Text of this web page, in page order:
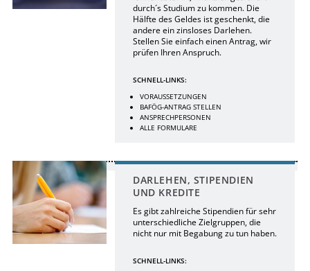
durch´s Studium zu kommen. Die
Hälfte des Geldes ist geschenkt, die
andere ein zinsloses Darlehen.
Stellen Sie einfach einen Antrag, wir
prüfen Ihren Anspruch.
SCHNELL-LINKS:
VORAUSSETZUNGEN
BAFÖG-ANTRAG STELLEN
ANSPRECHPERSONEN
ALLE FORMULARE
DARLEHEN, STIPENDIEN
UND KREDITE
Es gibt zahlreiche Stipendien für sehr
unterschiedliche Zielgruppen, die
nicht nur mit Begabung zu tun haben.
SCHNELL-LINKS: